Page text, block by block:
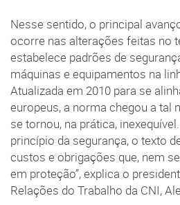
Nesse sentido, o principal
ocorre nas alterações feitas no
estabelece padrões de
máquinas e equipamentos na
Atualizada em 2010 para se
europeus, a norma chegou a tal
se tornou, na prática,
princípio da segurança, o texto
custos e obrigações que, nem
em proteção”, explica o
Relações do Trabalho da CNI,